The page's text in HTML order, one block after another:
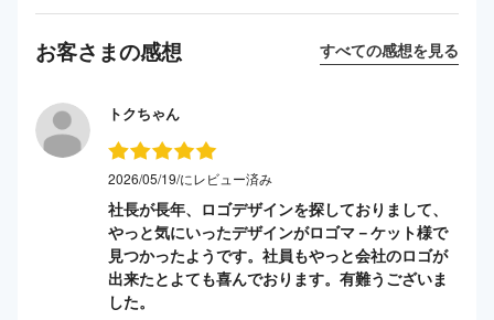
お客さまの感想 すべての感想を見る
トクちゃん
2026/05/19/にレビュー済み
社長が長年、ロゴデザインを探しておりまして、
やっと気にいったデザインがロゴマ－ケット様で
見つかったようです。社員もやっと会社のロゴが
出来たとよても喜んでおります。有難うございま
した。